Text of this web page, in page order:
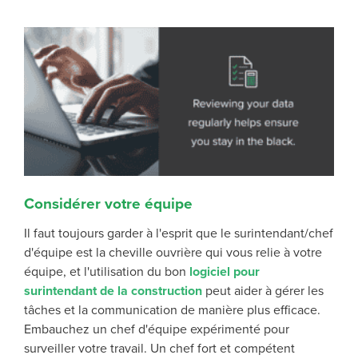
Considérer votre équipe
Il faut toujours garder à l'esprit que le surintendant/chef
d'équipe est la cheville ouvrière qui vous relie à votre
équipe, et l'utilisation du bon logiciel pour
surintendant de la construction peut aider à gérer les
tâches et la communication de manière plus efficace.
Embauchez un chef d'équipe expérimenté pour
surveiller votre travail. Un chef fort et compétent